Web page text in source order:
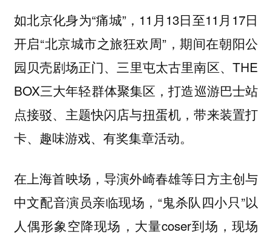
如北京化身为“痛城”，11月13日至11月17日
开启“北京城市之旅狂欢周”，期间在朝阳公
园贝壳剧场正门、三里屯太古里南区、THE
BOX三大年轻群体聚集区，打造巡游巴士站
点接驳、主题快闪店与扭蛋机，带来装置打
卡、趣味游戏、有奖集章活动。
在上海首映场，导演外崎春雄等日方主创与
中文配音演员亲临现场，“鬼杀队四小只”以
人偶形象空降现场，大量coser到场，现场